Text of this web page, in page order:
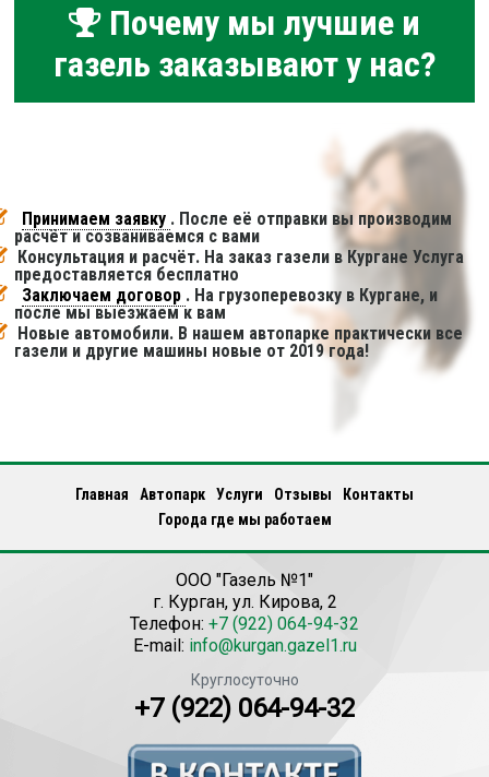
Почему мы лучшие и
газель заказывают у нас?
Принимаем заявку . После её отправки вы производим
расчёт и созваниваемся с вами
Консультация и расчёт. На заказ газели в Кургане Услуга
предоставляется бесплатно
Заключаем договор . На грузоперевозку в Кургане, и
после мы выезжаем к вам
Новые автомобили. В нашем автопарке практически все
газели и другие машины новые от 2019 года!
Главная Автопарк Услуги Отзывы
Контакты
Города где мы работаем
ООО "Газель №1"
г. Курган, ул. Кирова, 2
Телефон: +7 (922) 064-94-32
E-mail: info@kurgan.gazel1.ru
Круглосуточно
+7 (922) 064-94-32